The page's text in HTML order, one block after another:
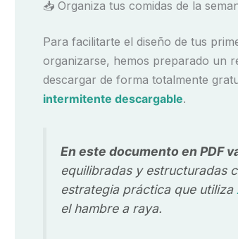
📥 Organiza tus comidas de la
Para facilitarte el diseño de tus
organizarse, hemos preparado un
descargar de forma totalmente
intermitente descargable.
En este documento en PDF
equilibradas y estructuradas
estrategia práctica que utiliza
el hambre a raya.